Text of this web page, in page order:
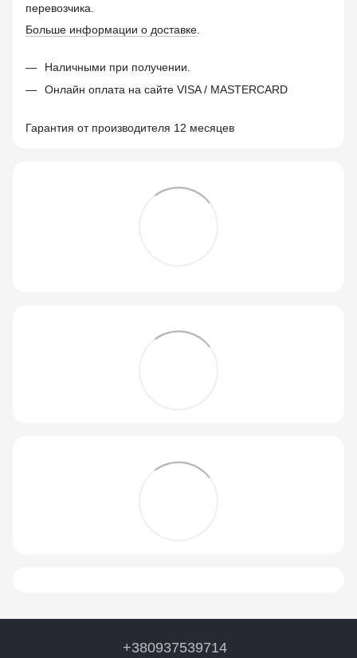
перевозчика.
Больше информации о доставке
Наличными при получении.
Онлайн оплата на сайте VISA / MASTERCARD
Гарантия от производителя 12 месяцев
+380937539714